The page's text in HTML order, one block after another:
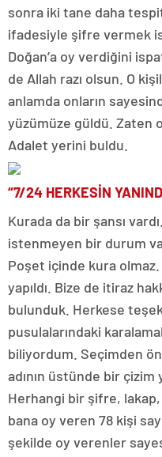
sonra iki tane daha
ifadesiyle şifre vermek
Doğan’a oy verdiğini
de Allah razı olsun. O
anlamda onların
yüzümüze güldü. Zaten
Adalet yerini buldu.
“7/24 HERKESİN
Kurada da bir şansı
istenmeyen bir durum
Poşet içinde kura
yapıldı. Bize de itiraz
bulunduk. Herkese
pusulalarındaki
biliyordum. Seçimden
adının üstünde bir çizim
Herhangi bir şifre,
bana oy veren 78 kişi
şekilde oy verenler